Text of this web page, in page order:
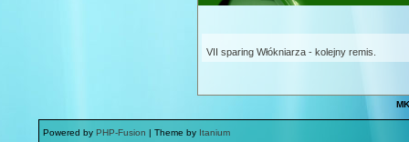
VII sparing Włókniarza - kolejny remis.
Powered by PHP-Fusion | Theme by Itanium